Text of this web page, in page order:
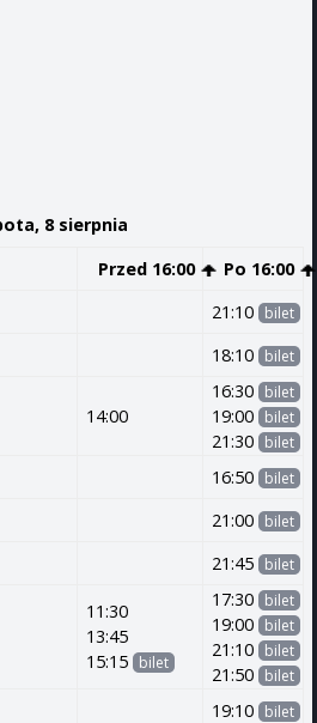
8 sierpnia
Przed 16:00
Po 16:00
21:10 bilet
18:10 bilet
14:00
16:30 bilet
19:00 bilet
21:30 bilet
16:50 bilet
21:00 bilet
21:45 bilet
11:30
13:45
15:15 bilet
17:30 bilet
19:00 bilet
21:10 bilet
21:50 bilet
19:10 bilet